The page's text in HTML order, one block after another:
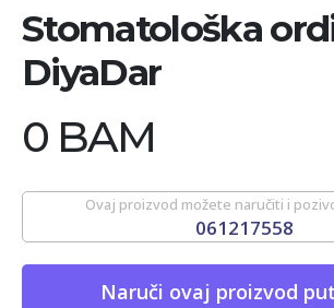
Stomatološka
DiyaDar
0 BAM
Ovaj proizvod možete naručiti i
061217558
Naruči ovaj proizvod